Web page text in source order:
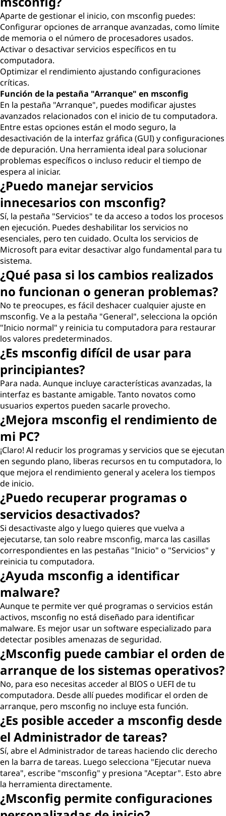
Aparte de gestionar el inicio, con msconfig puedes:
Configurar opciones de arranque avanzadas, como límite
de memoria o el número de procesadores usados.
Activar o desactivar servicios específicos en tu
computadora.
Optimizar el rendimiento ajustando configuraciones
críticas.
Función de la pestaña "Arranque" en msconfig
En la pestaña "Arranque", puedes modificar ajustes
avanzados relacionados con el inicio de tu computadora.
Entre estas opciones están el modo seguro, la
desactivación de la interfaz gráfica (GUI) y configuraciones
de depuración. Una herramienta ideal para solucionar
problemas específicos o incluso reducir el tiempo de
espera al iniciar.
¿Puedo manejar servicios
innecesarios con msconfig?
Sí, la pestaña "Servicios" te da acceso a todos los procesos
en ejecución. Puedes deshabilitar los servicios no
esenciales, pero ten cuidado. Oculta los servicios de
Microsoft para evitar desactivar algo fundamental para tu
sistema.
¿Qué pasa si los cambios realizados
no funcionan o generan problemas?
No te preocupes, es fácil deshacer cualquier ajuste en
msconfig. Ve a la pestaña "General", selecciona la opción
"Inicio normal" y reinicia tu computadora para restaurar
los valores predeterminados.
¿Es msconfig difícil de usar para
principiantes?
Para nada. Aunque incluye características avanzadas, la
interfaz es bastante amigable. Tanto novatos como
usuarios expertos pueden sacarle provecho.
¿Mejora msconfig el rendimiento de
mi PC?
¡Claro! Al reducir los programas y servicios que se ejecutan
en segundo plano, liberas recursos en tu computadora, lo
que mejora el rendimiento general y acelera los tiempos
de inicio.
¿Puedo recuperar programas o
servicios desactivados?
Si desactivaste algo y luego quieres que vuelva a
ejecutarse, tan solo reabre msconfig, marca las casillas
correspondientes en las pestañas "Inicio" o "Servicios" y
reinicia tu computadora.
¿Ayuda msconfig a identificar
malware?
Aunque te permite ver qué programas o servicios están
activos, msconfig no está diseñado para identificar
malware. Es mejor usar un software especializado para
detectar posibles amenazas de seguridad.
¿Msconfig puede cambiar el orden de
arranque de los sistemas operativos?
No, para eso necesitas acceder al BIOS o UEFI de tu
computadora. Desde allí puedes modificar el orden de
arranque, pero msconfig no incluye esta función.
¿Es posible acceder a msconfig desde
el Administrador de tareas?
Sí, abre el Administrador de tareas haciendo clic derecho
en la barra de tareas. Luego selecciona "Ejecutar nueva
tarea", escribe "msconfig" y presiona "Aceptar". Esto abre
la herramienta directamente.
¿Msconfig permite configuraciones